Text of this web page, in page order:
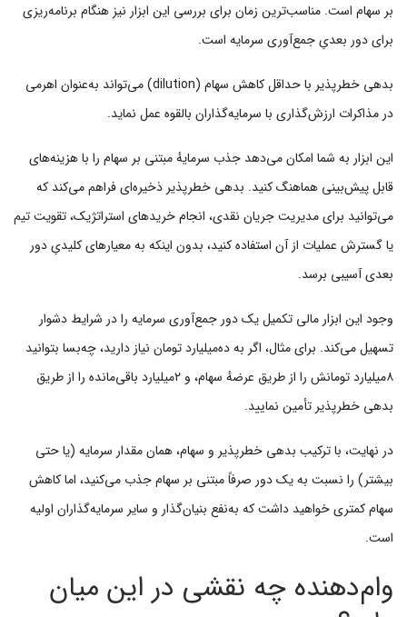
بر سهام است. مناسب‌ترین زمان برای بررسی این ابزار نیز هنگام برنامه‌ریزی
برای دور بعدیِ جمع‌آوری سرمایه است.
بدهی خطرپذیر با حداقل کاهش سهام (dilution) می‌تواند به‌عنوان اهرمی
در مذاکرات ارزش‌گذاری با سرمایه‌گذاران بالقوه عمل نماید.
این ابزار به شما امکان می‌دهد جذب سرمایهٔ مبتنی بر سهام را با هزینه‌های
قابل پیش‌بینی هماهنگ کنید. بدهی خطرپذیر ذخیره‌ای فراهم می‌کند که
می‌توانید برای مدیریت جریان نقدی، انجام خریدهای استراتژیک، تقویت تیم
یا گسترش عملیات از آن استفاده کنید، بدون اینکه به معیارهای کلیدیِ دور
بعدی آسیبی برسد.
وجود این ابزار مالی تکمیل یک دور جمع‌آوری سرمایه را در شرایط دشوار
تسهیل می‌کند. برای مثال، اگر به ده‌میلیارد تومان نیاز دارید، چه‌بسا بتوانید
۸میلیارد تومانش را از طریق عرضهٔ سهام، و ۲میلیارد باقی‌مانده را از طریق
بدهی خطرپذیر تأمین نمایید.
در نهایت، با ترکیب بدهی خطرپذیر و سهام، همان مقدار سرمایه (یا حتی
بیشتر) را نسبت به یک دور صرفاً مبتنی بر سهام جذب می‌کنید، اما کاهش
سهام کمتری خواهید داشت که به‌نفع بنیان‌گذار و سایر سرمایه‌گذاران اولیه
است.
وام‌دهنده چه نقشی در این میان